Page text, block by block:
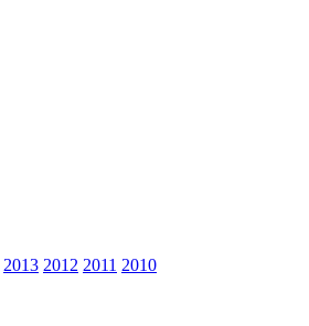
2013 2012 2011 2010